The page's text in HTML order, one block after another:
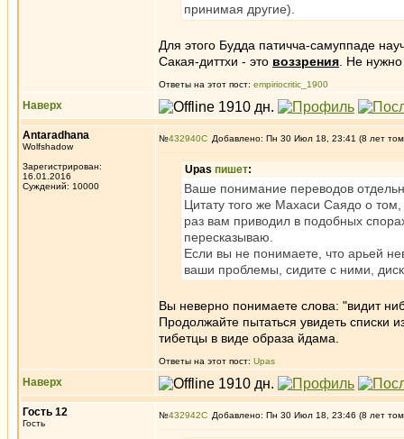
принимая другие).
Для этого Будда патичча-самуппаде
Сакая-диттхи - это воззрения . Не
Ответы на этот пост: empiriocritic_1900
Наверх
Antaradhana
Wolfshadow
Зарегистрирован:
16.01.2016
Суждений: 10000
№432940 Добавлено: Пн 30 Июл 18, 23:41 (8 лет
Upas пишет:
Ваше понимание переводов
Цитату того же Махаси Саядо о том,
раз вам приводил в подобных
пересказываю.
Если вы не понимаете, что арьей
ваши проблемы, сидите с ними,
Вы неверно понимаете слова: "видит
Продолжайте пытаться увидеть
тибетцы в виде образа йдама.
Ответы на этот пост: Upas
Наверх
Гость 12
Гость
№432942 Добавлено: Пн 30 Июл 18, 23:46 (8 лет